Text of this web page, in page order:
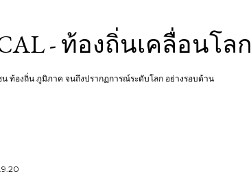
- ท้องถิ่นเคลื่อนโลก
น ท้องถิ่น ภูมิภาค จนถึงปรากฏการณ์ระดับโลก อย่างรอบด้าน